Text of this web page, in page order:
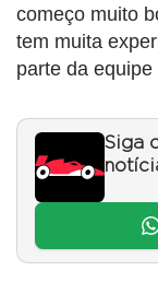
começo muito
tem muita
parte da equipe
Siga